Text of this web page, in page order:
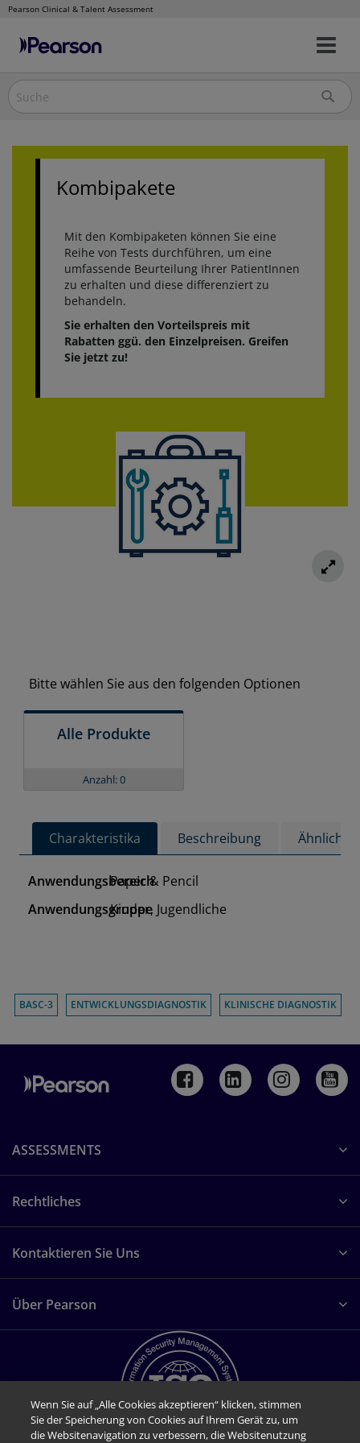
Pearson Clinical & Talent Assessment
Direkt
Inhalt
Kombipakete
Mit den Kombipaketen können Sie eine
Reihe von Tests durchführen, um eine
umfassende Beurteilung Ihrer PatientInnen
zu erhalten und diese differenziert zu
behandeln.
Sie erhalten den Vorteilspreis mit
Rabatten ggü. den Einzelpreisen. Greifen
Sie jetzt zu!
Bitte wählen Sie aus den folgenden Optionen
Alle Produkte
Anzahl: 0
Charakteristika Beschreibung Ähnliche
AnwendungsbereichPaper & Pencil
AnwendungsgruppeKinder, Jugendliche
BASC-3 ENTWICKLUNGSDIAGNOSTIK KLINISCHE DIAGNOSTIK
ASSESSMENTS
Rechtliches
Kontaktieren Sie Uns
Über Pearson
Wenn Sie auf „Alle Cookies akzeptieren“ klicken, stimmen
Sie der Speicherung von Cookies auf Ihrem Gerät zu, um
die Websitenavigation zu verbessern, die Websitenutzung